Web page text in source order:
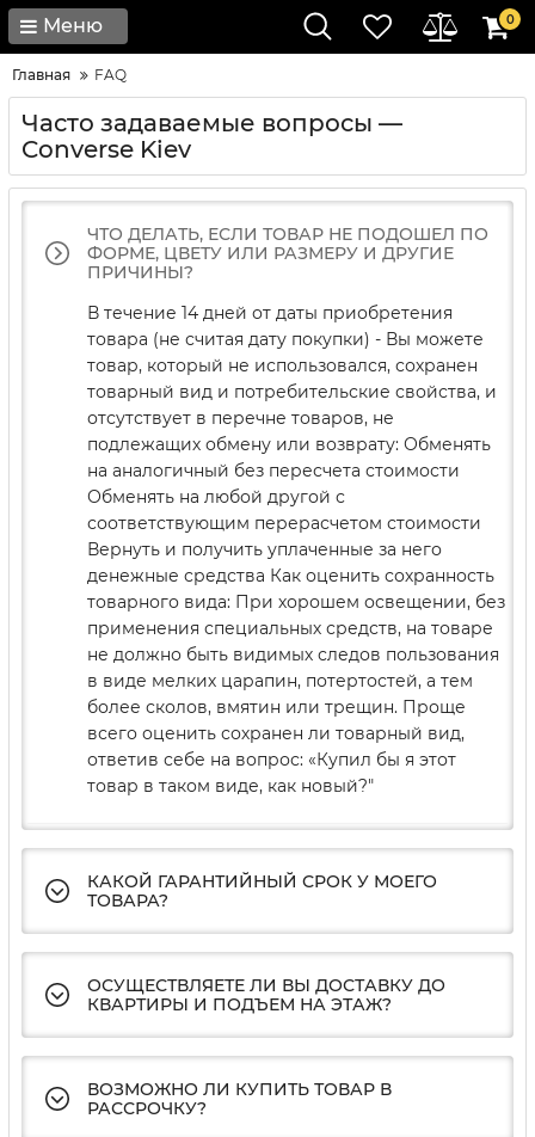
Меню 0
Главная FAQ
Часто задаваемые вопросы —
Converse Kiev
ЧТО ДЕЛАТЬ, ЕСЛИ ТОВАР НЕ ПОДОШЕЛ ПО
ФОРМЕ, ЦВЕТУ ИЛИ РАЗМЕРУ И ДРУГИЕ
ПРИЧИНЫ?
В течение 14 дней от даты приобретения
товара (не считая дату покупки) - Вы можете
товар, который не использовался, сохранен
товарный вид и потребительские свойства, и
отсутствует в перечне товаров, не
подлежащих обмену или возврату: Обменять
на аналогичный без пересчета стоимости
Обменять на любой другой с
соответствующим перерасчетом стоимости
Вернуть и получить уплаченные за него
денежные средства Как оценить сохранность
товарного вида: При хорошем освещении, без
применения специальных средств, на товаре
не должно быть видимых следов пользования
в виде мелких царапин, потертостей, а тем
более сколов, вмятин или трещин. Проще
всего оценить сохранен ли товарный вид,
ответив себе на вопрос: «Купил бы я этот
товар в таком виде, как новый?"
КАКОЙ ГАРАНТИЙНЫЙ СРОК У МОЕГО
ТОВАРА?
ОСУЩЕСТВЛЯЕТЕ ЛИ ВЫ ДОСТАВКУ ДО
КВАРТИРЫ И ПОДЪЕМ НА ЭТАЖ?
ВОЗМОЖНО ЛИ КУПИТЬ ТОВАР В
РАССРОЧКУ?